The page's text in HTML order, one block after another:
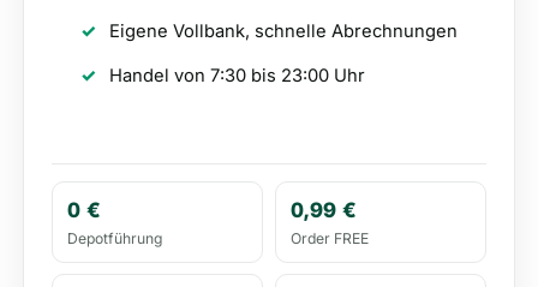
Eigene Vollbank, schnelle Abrechnungen
Handel von 7:30 bis 23:00 Uhr
0 €
Depotführung
0,99 €
Order FREE